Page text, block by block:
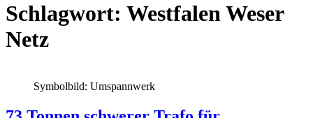
Schlagwort: Westfalen Weser
Netz
Symbolbild: Umspannwerk